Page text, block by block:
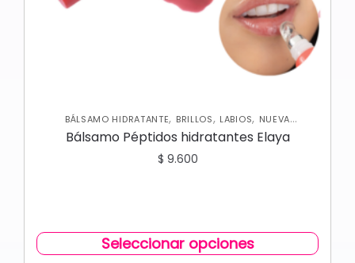
BÁLSAMO HIDRATANTE, BRILLOS, LABIOS, NUEVA
COLECCIÓN
Bálsamo Péptidos hidratantes Elaya
$ 9.600
Seleccionar opciones